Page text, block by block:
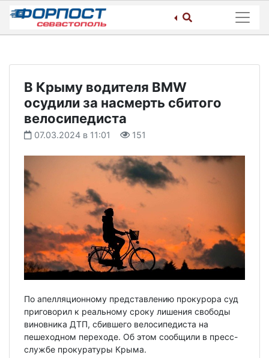
Skip
content
В Крыму водителя BMW
осудили за насмерть сбитого
велосипедиста
07.03.2024 в 11:01 151
По апелляционному представлению прокурора суд
приговорил к реальному сроку лишения свободы
виновника ДТП, сбившего велосипедиста на
пешеходном переходе. Об этом сообщили в пресс-
службе прокуратуры Крыма.